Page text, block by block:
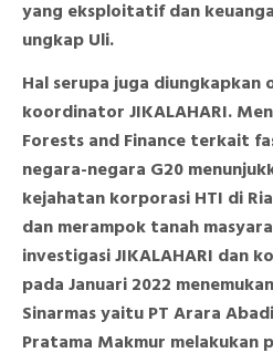
yang eksploitatif dan
ungkap Uli.
Hal serupa juga diungkapkan
koordinator JIKALAHARI.
Forests and Finance terkait
negara-negara G20
kejahatan korporasi HTI di
dan merampok tanah
investigasi JIKALAHARI dan
pada Januari 2022
Sinarmas yaitu PT Arara
Pratama Makmur melakukan